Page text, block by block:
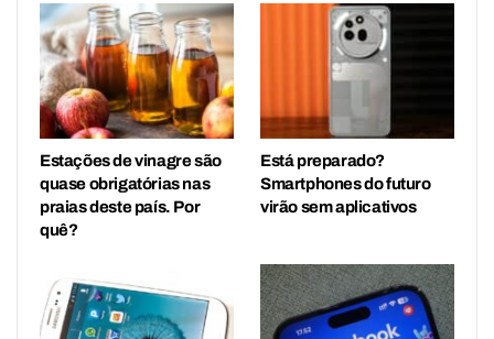
Estações de vinagre são
quase obrigatórias nas
praias deste país. Por
quê?
Está preparado?
Smartphones do futuro
virão sem aplicativos